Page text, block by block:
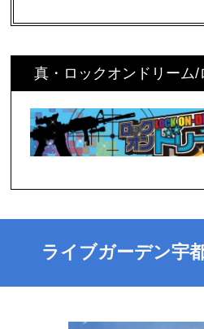
真・ロックオンドリーム/
ライブガーデン宇